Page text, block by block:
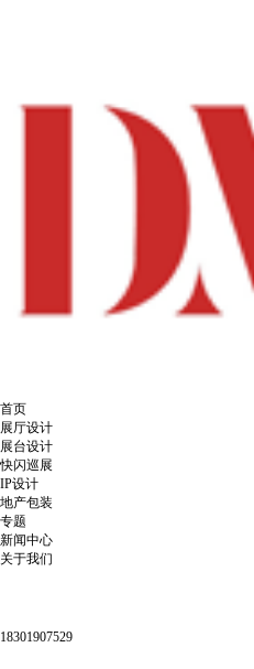
首页
展厅设计
展台设计
快闪巡展
IP设计
地产包装
专题
新闻中心
关于我们
18301907529